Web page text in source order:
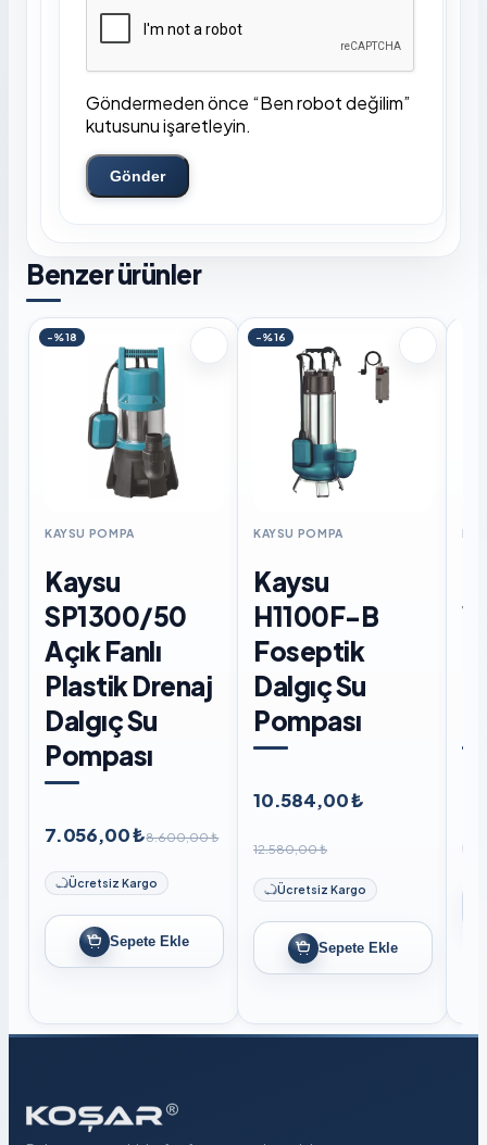
Göndermeden önce “Ben robot değilim”
kutusunu işaretleyin.
Gönder
Benzer ürünler
-%18
KAYSU POMPA
Kaysu
SP1300/50
Açık Fanlı
Plastik Drenaj
Dalgıç Su
Pompası
7.056,00 ₺8.600,00 ₺
Ücretsiz Kargo
Sepete Ekle
-%16
KAYSU POMPA
Kaysu
H1100F-B
Foseptik
Dalgıç Su
Pompası
10.584,00 ₺
12.580,00 ₺
Ücretsiz Kargo
Sepete Ekle